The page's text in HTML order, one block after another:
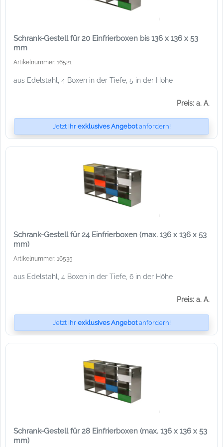
Schrank-Gestell für 20 Einfrierboxen bis 136 x 136 x 53
mm
Artikelnummer: 16521
aus Edelstahl, 4 Boxen in der Tiefe, 5 in der Höhe
Preis: a. A.
Jetzt Ihr exklusives Angebotanfordern!
Schrank-Gestell für 24 Einfrierboxen (max. 136 x 136 x 53
mm)
Artikelnummer: 16535
aus Edelstahl, 4 Boxen in der Tiefe, 6 in der Höhe
Preis: a. A.
Jetzt Ihr exklusives Angebotanfordern!
Schrank-Gestell für 28 Einfrierboxen (max. 136 x 136 x 53
mm)